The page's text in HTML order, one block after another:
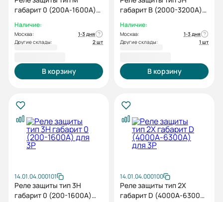
габарит 0 (200А-1600А)
Наличие:
Москва:
1-3 дня
Другие склады:
2 шт
В корзину
габарит B (2000-3200А)
Наличие:
Москва:
1-3 дня
Другие склады:
1 шт
В корзину
14.01.04.000101
Реле защиты тип 3H
габарит 0 (200-1600А)
14.01.04.000100
Реле защиты тип 2X
габарит D (4000А-6300А)